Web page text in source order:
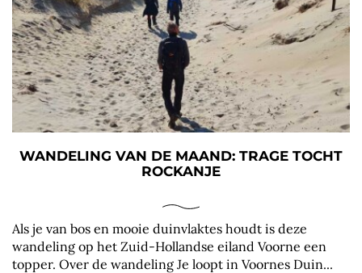
WANDELING VAN DE MAAND: TRAGE TOCHT
ROCKANJE
Als je van bos en mooie duinvlaktes houdt is deze
wandeling op het Zuid-Hollandse eiland Voorne een
topper. Over de wandeling Je loopt in Voornes Duin...